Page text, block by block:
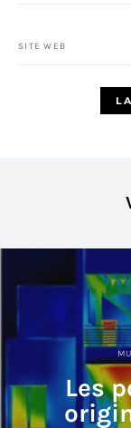
SITE WEB
Les